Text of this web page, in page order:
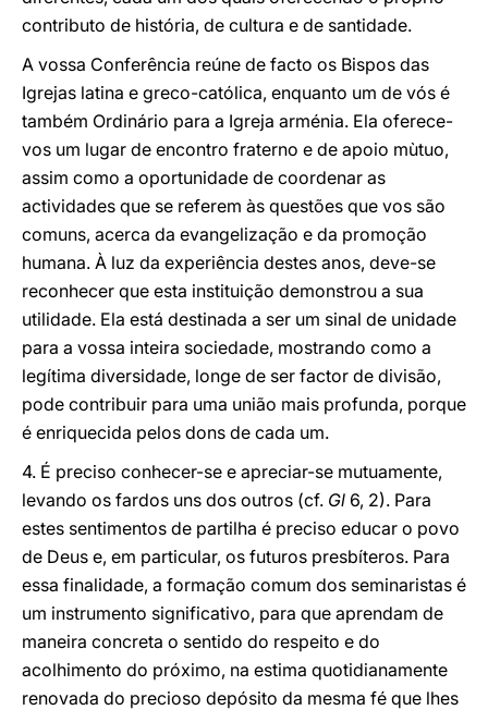
contributo de história, de cultura e de santidade.
A vossa Conferência reúne de facto os Bispos das
Igrejas latina e greco-católica, enquanto um de vós é
também Ordinário para a Igreja arménia. Ela oferece-
vos um lugar de encontro fraterno e de apoio mùtuo,
assim como a oportunidade de coordenar as
actividades que se referem às questões que vos são
comuns, acerca da evangelização e da promoção
humana. À luz da experiência destes anos, deve-se
reconhecer que esta instituição demonstrou a sua
utilidade. Ela está destinada a ser um sinal de unidade
para a vossa inteira sociedade, mostrando como a
legítima diversidade, longe de ser factor de divisão,
pode contribuir para uma união mais profunda, porque
é enriquecida pelos dons de cada um.
4. É preciso conhecer-se e apreciar-se mutuamente,
levando os fardos uns dos outros (cf. Gl 6, 2). Para
estes sentimentos de partilha é preciso educar o povo
de Deus e, em particular, os futuros presbíteros. Para
essa finalidade, a formação comum dos seminaristas é
um instrumento significativo, para que aprendam de
maneira concreta o sentido do respeito e do
acolhimento do próximo, na estima quotidianamente
renovada do precioso depósito da mesma fé que lhes